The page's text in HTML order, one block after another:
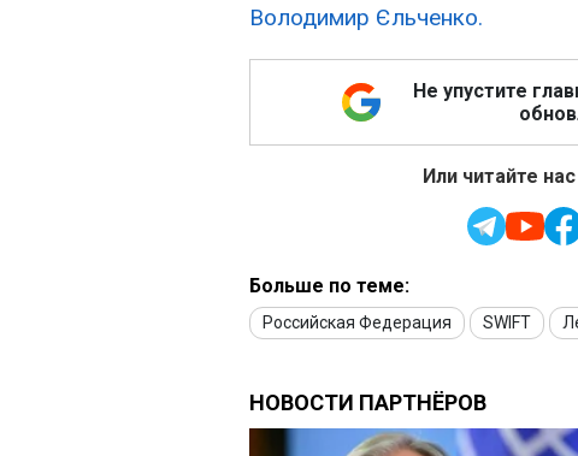
Володимир Єльченко.
Не упустите
Или читайте
Больше по теме:
Российская Федерация SWIFT